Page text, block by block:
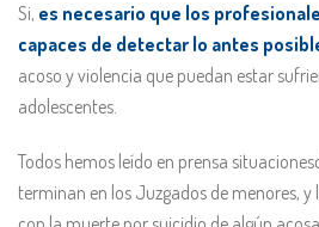
Si, es necesario que los
capaces de detectar lo antes
acoso y violencia que puedan estar
adolescentes.
Todos hemos leído en prensa
terminan en los Juzgados de menores,